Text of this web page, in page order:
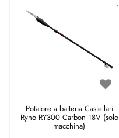
Potatore a batteria Castellari
Ryno RY300 Carbon 18V (solo
macchina)